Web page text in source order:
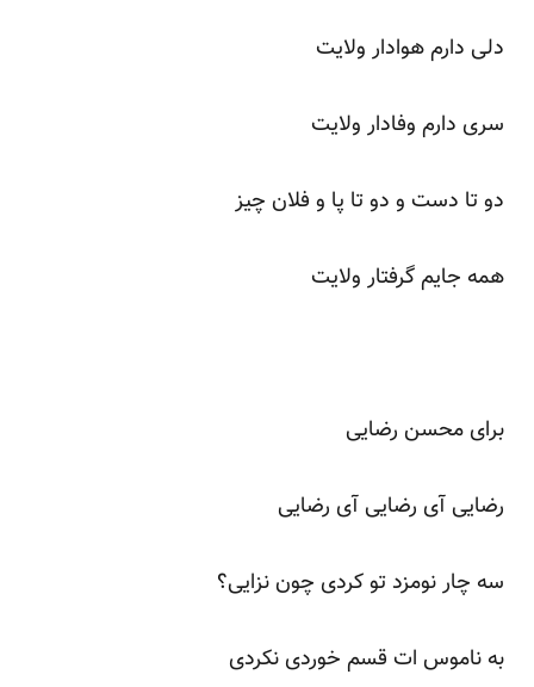
دلی دارم هوادار ولایت
سری دارم وفادار ولایت
دو تا دست و دو تا پا و فلان چیز
همه جایم گرفتار ولایت
برای محسن رضایی
رضایی آی رضایی آی رضایی
سه چار نومزد تو کردی چون نزایی؟
به ناموس ات قسم خوردی نکردی